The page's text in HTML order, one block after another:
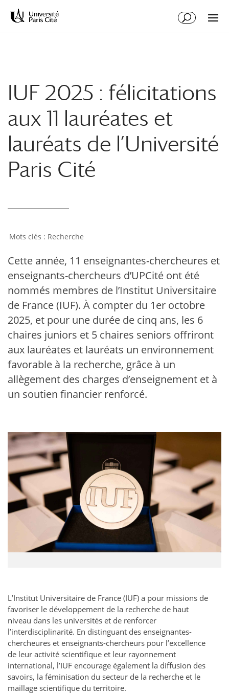
IUF 2025 : félicitations
aux 11 lauréates et
lauréats de l’Université
Paris Cité
Recherche
Cette année, 11 enseignantes-chercheures et
enseignants-chercheurs d’UPCité ont été
nommés membres de l’Institut Universitaire
de France (IUF). À compter du 1er octobre
2025, et pour une durée de cinq ans, les 6
chaires juniors et 5 chaires seniors offriront
aux lauréates et lauréats un environnement
favorable à la recherche, grâce à un
allègement des charges d’enseignement et à
un soutien financier renforcé.
L’Institut Universitaire de France (IUF) a pour missions de
favoriser le développement de la recherche de haut
niveau dans les universités et de renforcer
l’interdisciplinarité. En distinguant des enseignantes-
chercheures et enseignants-chercheurs pour l’excellence
de leur activité scientifique et leur rayonnement
international, l’IUF encourage également la diffusion des
savoirs, la féminisation du secteur de la recherche et le
maillage scientifique du territoire.